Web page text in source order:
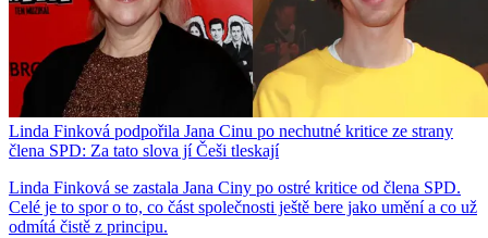
Linda Finková podpořila Jana Cinu po nechutné kritice ze strany
člena SPD: Za tato slova jí Češi tleskají
Linda Finková se zastala Jana Ciny po ostré kritice od člena SPD.
Celé je to spor o to, co část společnosti ještě bere jako umění a co už
odmítá čistě z principu.